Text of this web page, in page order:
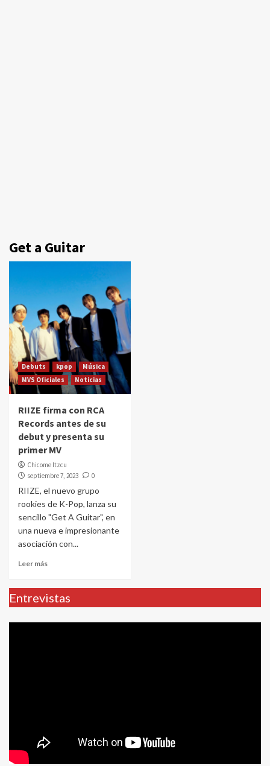
Get a Guitar
Debuts kpop
Música
MVS Oficiales
Noticias
RIIZE firma con RCA
Records antes de su
debut y presenta su
primer MV
Chicome Itzcu
septiembre 7, 2023
0
RIIZE, el nuevo grupo
rookies de K-Pop, lanza su
sencillo "Get A Guitar", en
una nueva e impresionante
asociación con...
Leer más
Entrevistas